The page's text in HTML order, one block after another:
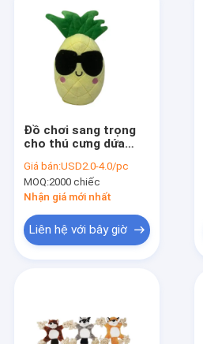
Đồ chơi sang trọng
cho thú cưng dứa
Giá bán:USD2.0-4.0/pc
MOQ:2000 chiếc
Nhận giá mới nhất
Liên hệ với bây giờ